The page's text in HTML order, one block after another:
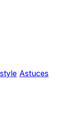
Astuces